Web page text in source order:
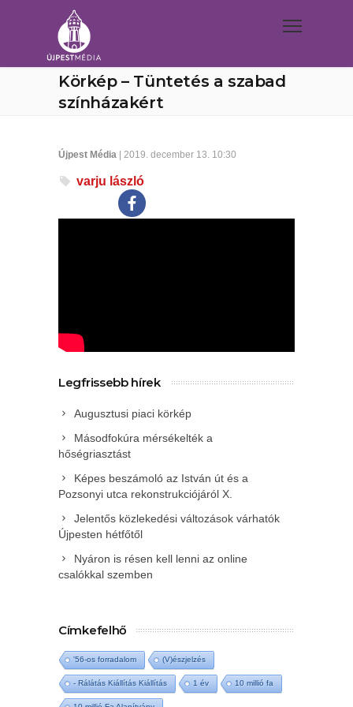
Körkép – Tüntetés a szabad
színházakért
Újpest Média | 2019. december 13. 10:30
varju lászló
Legfrissebb hírek
Augusztusi piaci körkép
Másodfokúra mérsékelték a
hőségriasztást
Képes beszámoló az István út és a
Pozsonyi utca rekonstrukciójáról X.
Jelentős közlekedési változások várhatók
Újpesten hétfőtől
Nyáron is résen kell lenni az online
csalókkal szemben
Címkefelhő
'56-os forradalom (V)észjelzés
- Rálátás Kiállítás Kiállítás 1 év 10 millió fa